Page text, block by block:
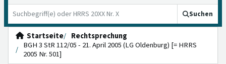
Suchen
Startseite
Rechtsprechung
BGH 3 StR 112/05 - 21. April 2005 (LG Oldenburg) [= HRRS
2005 Nr. 501]